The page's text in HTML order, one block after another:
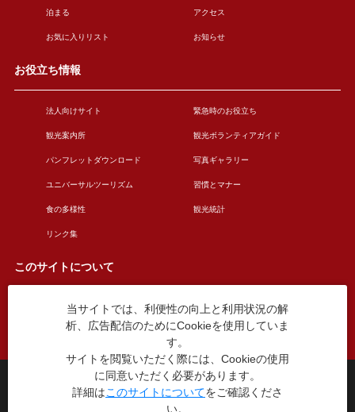
泊まる アクセス
お気に入りリスト お知らせ
お役立ち情報
法人向けサイト 緊急時のお役立ち
観光案内所 観光ボランティアガイド
パンフレットダウンロード 写真ギャラリー
ユニバーサルツーリズム 習慣とマナー
食の多様性 観光統計
リンク集
このサイトについて
このサイトについて 広告掲載について
お問い合わせ
台東区役所観光課
〒110-8615 東京都台東区東上野4丁目5番6号
TEL：03-5246-1151
当サイトでは、利便性の向上と利用状況の解
析、広告配信のためにCookieを使用していま
す。
サイトを閲覧いただく際には、Cookieの使用
に同意いただく必要があります。
詳細はこのサイトについてをご確認くださ
い。